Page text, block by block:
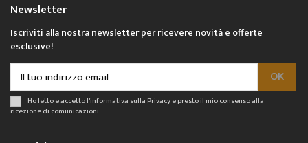
Newsletter
Iscriviti alla nostra newsletter per ricevere novità e offerte
esclusive!
Ho letto e accetto l'informativa sulla Privacye presto il mio consenso alla
ricezione di comunicazioni.